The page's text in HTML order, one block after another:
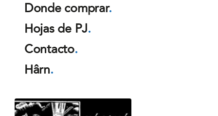
Donde comprar.
Hojas de PJ.
Contacto.
Hârn.